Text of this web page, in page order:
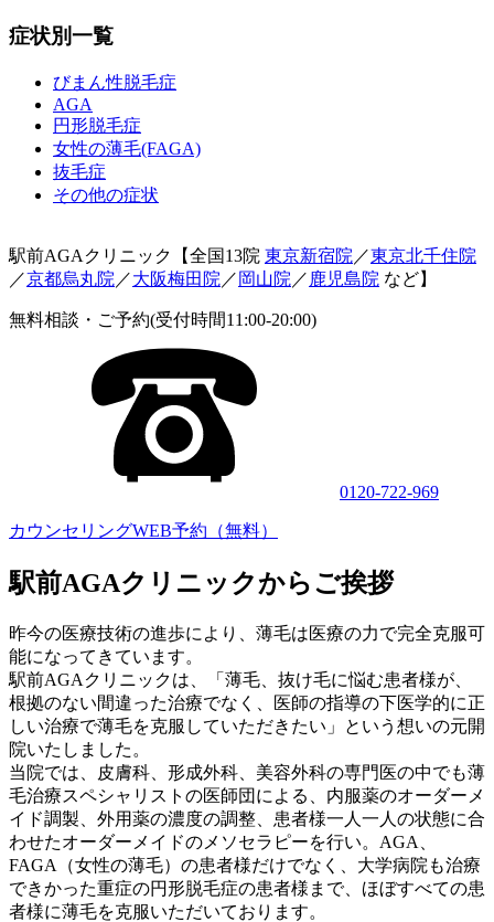
症状別一覧
びまん性脱毛症
AGA
円形脱毛症
女性の薄毛(FAGA)
抜毛症
その他の症状
駅前AGAクリニック【全国13院 東京新宿院 ／東京北千住院
／京都烏丸院 ／大阪梅田院 ／ 岡山院 ／ 鹿児島院 など】
無料相談・ご予約(受付時間11:00-20:00)
0120-722-969
カウンセリングWEB予約（無料）
駅前AGAクリニックからご挨拶
昨今の医療技術の進歩により、薄毛は医療の力で完全克服可
能になってきています。
駅前AGAクリニックは、「薄毛、抜け毛に悩む患者様が、
根拠のない間違った治療でなく、医師の指導の下医学的に正
しい治療で薄毛を克服していただきたい」という想いの元開
院いたしました。
当院では、皮膚科、形成外科、美容外科の専門医の中でも薄
毛治療スペシャリストの医師団による、内服薬のオーダーメ
イド調製、外用薬の濃度の調整、患者様一人一人の状態に合
わせたオーダーメイドのメソセラピーを行い。AGA、
FAGA（女性の薄毛）の患者様だけでなく、大学病院も治療
できかった重症の円形脱毛症の患者様まで、ほぼすべての患
者様に薄毛を克服いただいております。